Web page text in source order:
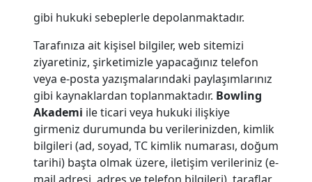
gibi hukuki sebeplerle depolanmaktadır.
Tarafınıza ait kişisel bilgiler, web sitemizi
ziyaretiniz, şirketimizle yapacağınız telefon
veya e-posta yazışmalarındaki paylaşımlarınız
gibi kaynaklardan toplanmaktadır. Bowling
Akademi ile ticari veya hukuki ilişkiye
girmeniz durumunda bu verilerinizden, kimlik
bilgileri (ad, soyad, TC kimlik numarası, doğum
tarihi) başta olmak üzere, iletişim verileriniz (e-